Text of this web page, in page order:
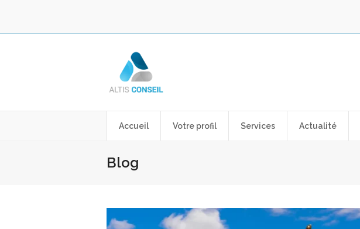
Accueil Votre profil Services Actualité
Blog